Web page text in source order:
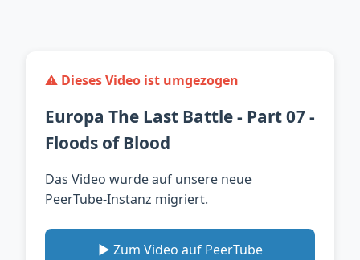
⚠️ Dieses Video ist umgezogen
Europa The Last Battle - Part 07 -
Floods of Blood
Das Video wurde auf unsere neue
PeerTube-Instanz migriert.
▶️ Zum Video auf PeerTube